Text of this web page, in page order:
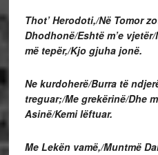
Thot’ Herodoti,/Në Tomor
Dhodhonë/Eshtë m’e
më tepër,/Kjo gjuha jonë.
Ne kurdoherë/Burra të
treguar;/Me grekërinë/Dhe
Asinë/Kemi lëftuar.
Me Lekën vamë,/Muntmë